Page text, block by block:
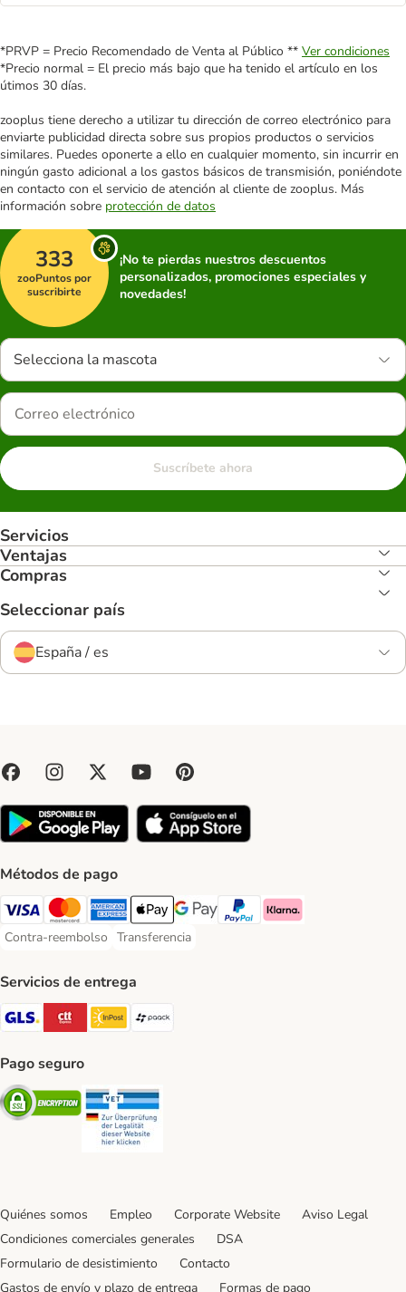
*PRVP = Precio Recomendado de Venta al Público ** Ver condiciones
*Precio normal = El precio más bajo que ha tenido el artículo en los
útimos 30 días.
zooplus tiene derecho a utilizar tu dirección de correo electrónico para
enviarte publicidad directa sobre sus propios productos o servicios
similares. Puedes oponerte a ello en cualquier momento, sin incurrir en
ningún gasto adicional a los gastos básicos de transmisión, poniéndote
en contacto con el servicio de atención al cliente de zooplus. Más
información sobre protección de datos
333
zooPuntos por
suscribirte
¡No te pierdas nuestros descuentos
personalizados, promociones especiales y
novedades!
Selecciona la mascota
Suscríbete ahora
Servicios
Ventajas
Compras
Seleccionar país
España / es
Métodos de pago
Visa Payment Method
Mastercard Payment Method
American Express Payment Method
Apple Pay Payment Method
Google Pay Payment Method
PayPal Payment Method
Klarna Payment Method
Contra-reembolso
Contra-reembolso Payment Method
Transferencia
Transferencia Payment Method
Servicios de entrega
GLS Shipping Method
CTTExpress Shipping Method
InPost Shipping Method
paack Shipping Method
Pago seguro
Security
Quiénes somos Empleo Corporate Website
Aviso Legal
Condiciones comerciales generales
DSA
Formulario de desistimiento
Contacto
Gastos de envío y plazo de entrega
Formas de pago